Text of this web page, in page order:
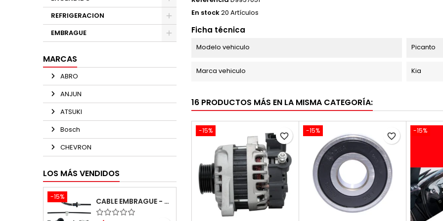
REFRIGERACION
EMBRAGUE
MARCAS
ABRO
ANJUN
ATSUKI
Bosch
CHEVRON
LOS MÁS VENDIDOS
-15% CABLE EMBRAGUE - SUZUKI ALTO 1000 K10B RF410-3 DOHC 3 CYL 12 VALV
En stock20 Artículos
Ficha técnica
Modelo vehiculo Picanto
Marca vehiculo Kia
16 PRODUCTOS MÁS EN LA MISMA CATEGORÍA:
-15%
favorite_border
-15%
favorite_border
-15%